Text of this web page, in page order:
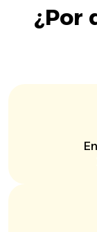
¿Por